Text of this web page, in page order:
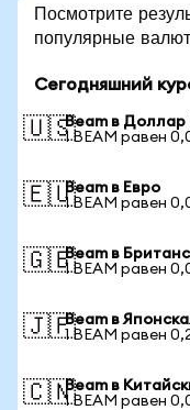
Посмотрите
популярные
Сегодняшний
🇺🇸Beam в
1 BEAM равен
🇪🇺Beam в Евро
1 BEAM равен
🇬🇧Beam в
1 BEAM равен
🇯🇵Beam в
1 BEAM равен
🇨🇳Beam в
1 BEAM равен